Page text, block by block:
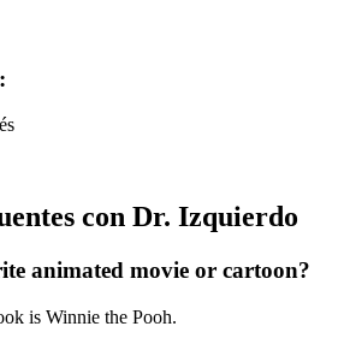
con Dr. Izquierdo
animated movie or cartoon?
is Winnie the Pooh.